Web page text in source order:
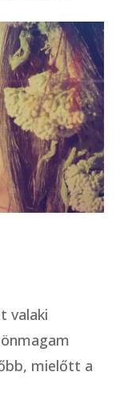
valaki
mielőtt a